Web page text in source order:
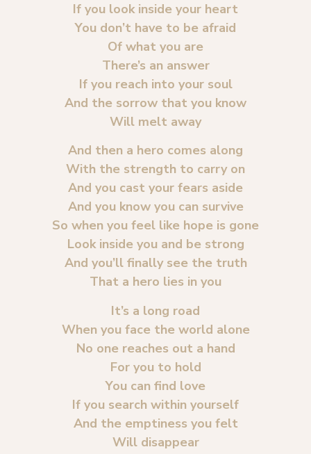
If you look inside your heart
You don’t have to be afraid
Of what you are
There’s an answer
If you reach into your soul
And the sorrow that you know
Will melt away
And then a hero comes along
With the strength to carry on
And you cast your fears aside
And you know you can survive
So when you feel like hope is gone
Look inside you and be strong
And you’ll finally see the truth
That a hero lies in you
It’s a long road
When you face the world alone
No one reaches out a hand
For you to hold
You can find love
If you search within yourself
And the emptiness you felt
Will disappear